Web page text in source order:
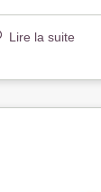
Lire la suite